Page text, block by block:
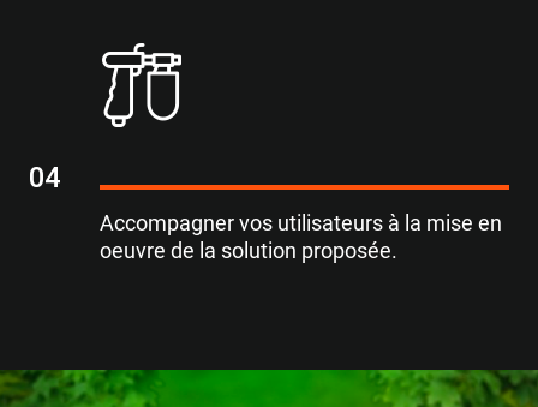
04
Accompagner vos utilisateurs à la mise en
oeuvre de la solution proposée.